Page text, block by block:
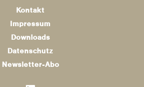
Kontakt
Impressum
Downloads
Datenschutz
Newsletter-Abo